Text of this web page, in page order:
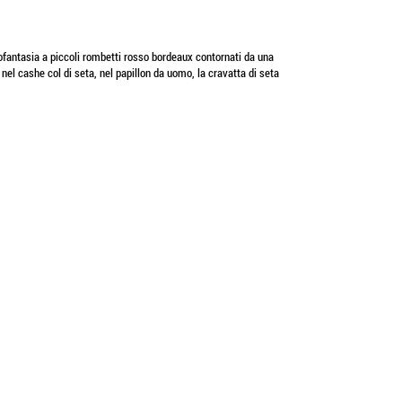
a piccoli rombetti rosso bordeaux contornati da una
cashe col di seta, nel papillon da uomo, la cravatta di seta